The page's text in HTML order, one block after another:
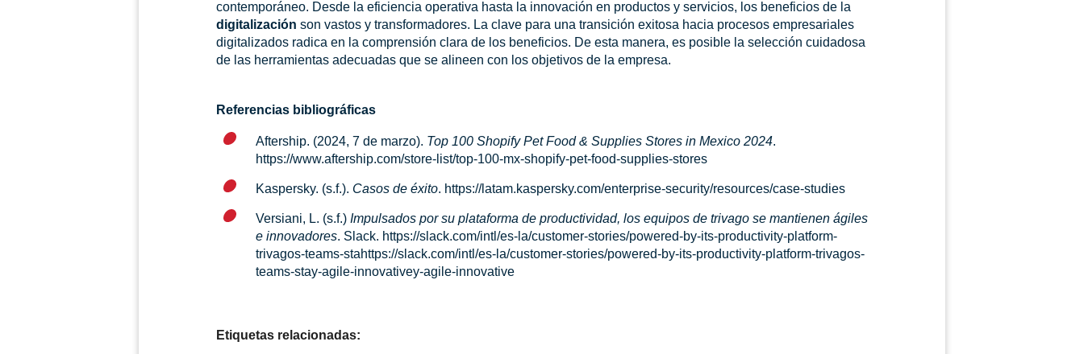
contemporáneo. Desde la eficiencia operativa hasta la innovación en productos y servicios, los beneficios de la
digitalización son vastos y transformadores. La clave para una transición exitosa hacia procesos empresariales
digitalizados radica en la comprensión clara de los beneficios. De esta manera, es posible la selección cuidadosa
de las herramientas adecuadas que se alineen con los objetivos de la empresa.
Referencias bibliográficas
Aftership. (2024, 7 de marzo). Top 100 Shopify Pet Food & Supplies Stores in Mexico 2024.
https://www.aftership.com/store-list/top-100-mx-shopify-pet-food-supplies-stores
Kaspersky. (s.f.). Casos de éxito. https://latam.kaspersky.com/enterprise-security/resources/case-studies
Versiani, L. (s.f.) Impulsados por su plataforma de productividad, los equipos de trivago se mantienen ágiles
e innovadores. Slack. https://slack.com/intl/es-la/customer-stories/powered-by-its-productivity-platform-
trivagos-teams-stahttps://slack.com/intl/es-la/customer-stories/powered-by-its-productivity-platform-trivagos-
teams-stay-agile-innovativey-agile-innovative
Etiquetas relacionadas: